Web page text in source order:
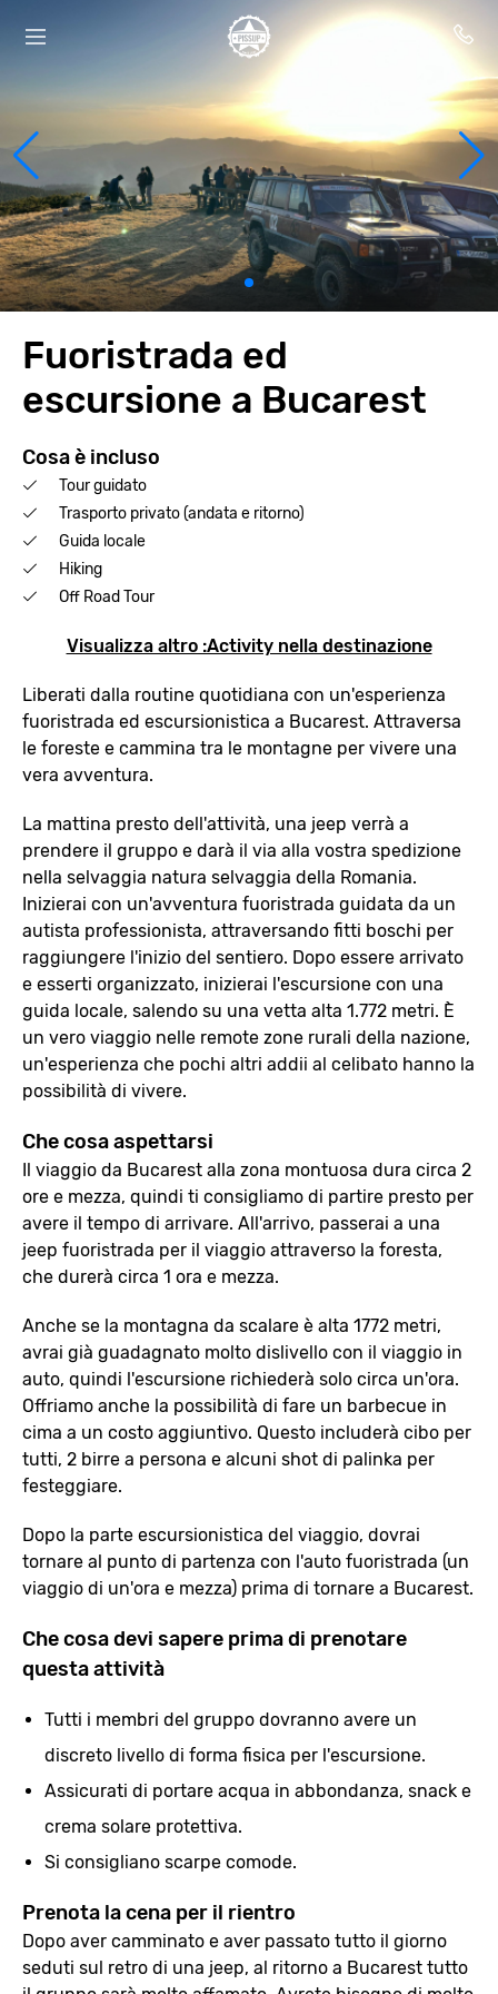
Fuoristrada ed
escursione a Bucarest
Cosa è incluso
Tour guidato
Trasporto privato (andata e ritorno)
Guida locale
Hiking
Off Road Tour
Visualizza altro :Activity nella destinazione
Liberati dalla routine quotidiana con un'esperienza
fuoristrada ed escursionistica a Bucarest. Attraversa
le foreste e cammina tra le montagne per vivere una
vera avventura.
La mattina presto dell'attività, una jeep verrà a
prendere il gruppo e darà il via alla vostra spedizione
nella selvaggia natura selvaggia della Romania.
Inizierai con un'avventura fuoristrada guidata da un
autista professionista, attraversando fitti boschi per
raggiungere l'inizio del sentiero. Dopo essere arrivato
e esserti organizzato, inizierai l'escursione con una
guida locale, salendo su una vetta alta 1.772 metri. È
un vero viaggio nelle remote zone rurali della nazione,
un'esperienza che pochi altri addii al celibato hanno la
possibilità di vivere.
Che cosa aspettarsi
Il viaggio da Bucarest alla zona montuosa dura circa 2
ore e mezza, quindi ti consigliamo di partire presto per
avere il tempo di arrivare. All'arrivo, passerai a una
jeep fuoristrada per il viaggio attraverso la foresta,
che durerà circa 1 ora e mezza.
Anche se la montagna da scalare è alta 1772 metri,
avrai già guadagnato molto dislivello con il viaggio in
auto, quindi l'escursione richiederà solo circa un'ora.
Offriamo anche la possibilità di fare un barbecue in
cima a un costo aggiuntivo. Questo includerà cibo per
tutti, 2 birre a persona e alcuni shot di palinka per
festeggiare.
Dopo la parte escursionistica del viaggio, dovrai
tornare al punto di partenza con l'auto fuoristrada (un
viaggio di un'ora e mezza) prima di tornare a Bucarest.
Che cosa devi sapere prima di prenotare
questa attività
Tutti i membri del gruppo dovranno avere un
discreto livello di forma fisica per l'escursione.
Assicurati di portare acqua in abbondanza, snack e
crema solare protettiva.
Si consigliano scarpe comode.
Prenota la cena per il rientro
Dopo aver camminato e aver passato tutto il giorno
seduti sul retro di una jeep, al ritorno a Bucarest tutto